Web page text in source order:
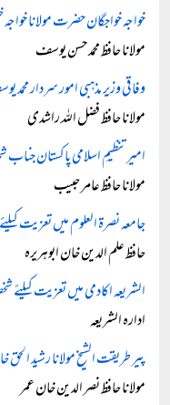
خواجہ خواجگان حضرت مولانا خواجہ
مولانا حافظ محمد حسن یوسف
وفاقی وزیر مذہبی امور سردار محمد
مولانا حافظ فضل اللہ راشدی
امیرتنظیمِ اسلامی پاکستان جناب
مولانا حافظ عامر حبیب
جامعہ نصرۃ العلوم میں تعزیت
حافظ علم الدین خان ابوہریرہ
الشریعہ اکادمی میں تعزیت کیلئے
ادارہ الشریعہ
پیر طریقت الشیخ مولانا رشید الحق
مولانا حافظ نصر الدین خان عمر